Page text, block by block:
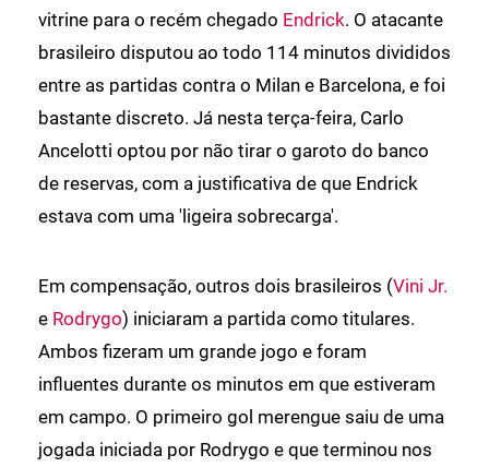
vitrine para o recém chegado Endrick. O atacante
brasileiro disputou ao todo 114 minutos divididos
entre as partidas contra o Milan e Barcelona, e foi
bastante discreto. Já nesta terça-feira, Carlo
Ancelotti optou por não tirar o garoto do banco
de reservas, com a justificativa de que Endrick
estava com uma 'ligeira sobrecarga'.
Em compensação, outros dois brasileiros (Vini Jr.
e Rodrygo) iniciaram a partida como titulares.
Ambos fizeram um grande jogo e foram
influentes durante os minutos em que estiveram
em campo. O primeiro gol merengue saiu de uma
jogada iniciada por Rodrygo e que terminou nos